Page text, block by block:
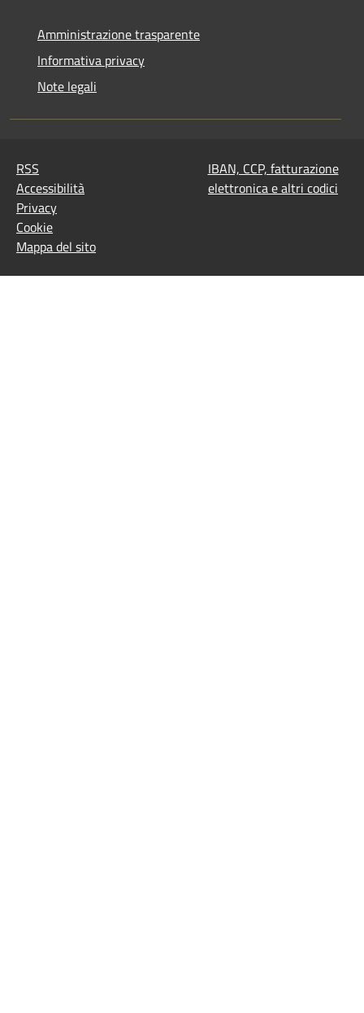
Amministrazione trasparente
Informativa privacy
Note legali
RSS
Accessibilità
Privacy
Cookie
Mappa del sito
IBAN, CCP, fatturazione
elettronica e altri codici